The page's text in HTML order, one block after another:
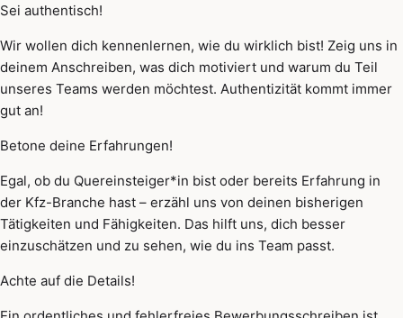
Sei authentisch!
Wir wollen dich kennenlernen, wie du wirklich bist! Zeig uns in
deinem Anschreiben, was dich motiviert und warum du Teil
unseres Teams werden möchtest. Authentizität kommt immer
gut an!
Betone deine Erfahrungen!
Egal, ob du Quereinsteiger*in bist oder bereits Erfahrung in
der Kfz-Branche hast – erzähl uns von deinen bisherigen
Tätigkeiten und Fähigkeiten. Das hilft uns, dich besser
einzuschätzen und zu sehen, wie du ins Team passt.
Achte auf die Details!